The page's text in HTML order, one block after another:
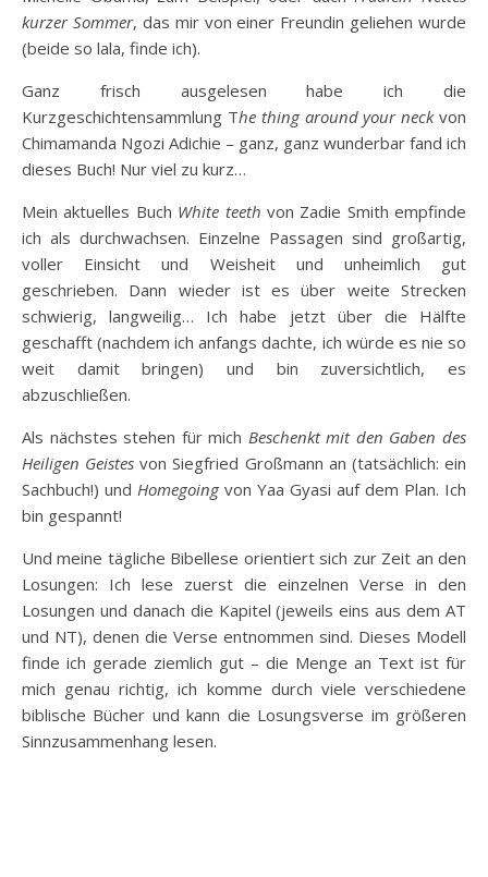
kurzer Sommer, das mir von einer Freundin geliehen wurde
(beide so lala, finde ich).
Ganz frisch ausgelesen habe ich die
Kurzgeschichtensammlung The thing around your neckvon
Chimamanda Ngozi Adichie – ganz, ganz wunderbar fand ich
dieses Buch! Nur viel zu kurz…
Mein aktuelles Buch White teeth von Zadie Smith empfinde
ich als durchwachsen. Einzelne Passagen sind großartig,
voller Einsicht und Weisheit und unheimlich gut
geschrieben. Dann wieder ist es über weite Strecken
schwierig, langweilig… Ich habe jetzt über die Hälfte
geschafft (nachdem ich anfangs dachte, ich würde es nie so
weit damit bringen) und bin zuversichtlich, es
abzuschließen.
Als nächstes stehen für mich Beschenkt mit den Gaben des
Heiligen Geistes von Siegfried Großmann an (tatsächlich: ein
Sachbuch!) und Homegoingvon Yaa Gyasi auf dem Plan. Ich
bin gespannt!
Und meine tägliche Bibellese orientiert sich zur Zeit an den
Losungen: Ich lese zuerst die einzelnen Verse in den
Losungen und danach die Kapitel (jeweils eins aus dem AT
und NT), denen die Verse entnommen sind. Dieses Modell
finde ich gerade ziemlich gut – die Menge an Text ist für
mich genau richtig, ich komme durch viele verschiedene
biblische Bücher und kann die Losungsverse im größeren
Sinnzusammenhang lesen.